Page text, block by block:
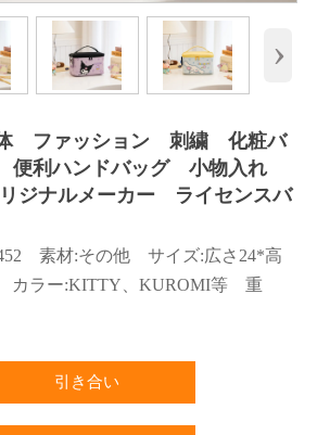
›
ファッション 刺繍 化粧バ
利ハンドバッグ 小物入れ
ジナルメーカー ライセンスバ
素材:その他 サイズ:広さ24*高
カラー:KITTY、KUROMI等 重
引き合い